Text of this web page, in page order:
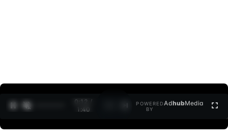
0:12 /
1:40
POWERED
BY
AdhubMedia